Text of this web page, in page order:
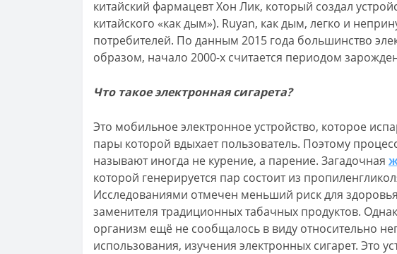
китайский фармацевт Хон Лик, который создал
китайского «как дым»). Ruyan, как дым, легко и
потребителей. По данным 2015 года большинство
образом, начало 2000-х считается периодом
Что такое электронная сигарета?
Это мобильное электронное устройство, которое
пары которой вдыхает пользователь. Поэтому
называют иногда не курение, а парение. Загадочная
которой генерируется пар состоит из
Исследованиями отмечен меньший риск для
заменителя традиционных табачных продуктов.
организм ещё не сообщалось в виду относительно
использования, изучения электронных сигарет. Это